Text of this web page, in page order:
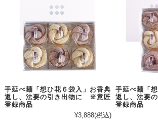
手延べ麺「想ひ花６袋入」お香典
返し、法要の引き出物に ※意匠
登録商品
¥3,888(税込)
手延べ麺「
返し、法要
登録商品